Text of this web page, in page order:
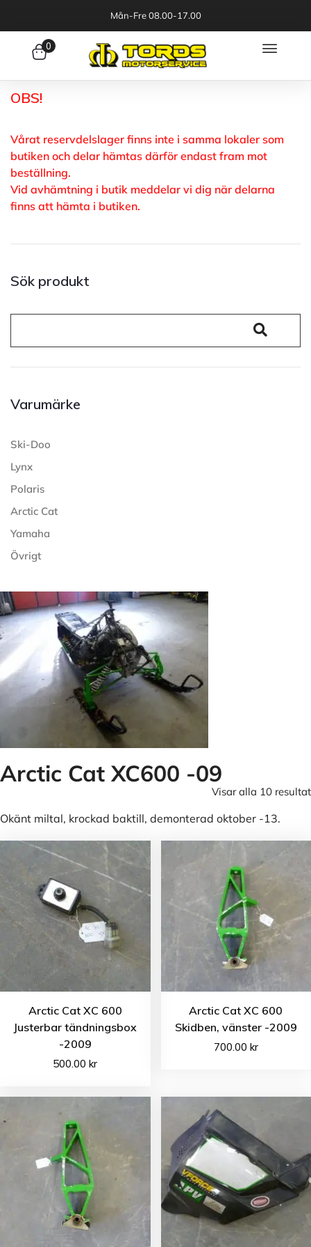
Mån-Fre 08.00-17.00
0
OBS!
Vårat reservdelslager finns inte i samma lokaler som
butiken och delar hämtas därför endast fram mot
beställning.
Vid avhämtning i butik meddelar vi dig när delarna
finns att hämta i butiken.
Sök produkt
Varumärke
Ski-Doo
Lynx
Polaris
Arctic Cat
Yamaha
Övrigt
Arctic Cat XC600 -09
Visar alla 10 resultat
Okänt miltal, krockad baktill, demonterad oktober -13.
Arctic Cat XC 600
Justerbar tändningsbox
-2009
500.00kr
Arctic Cat XC 600
Skidben, vänster -2009
700.00 kr